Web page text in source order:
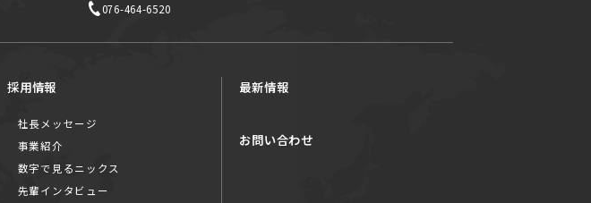
076-464-6520
採用情報
社長メッセージ
事業紹介
数字で見るニックス
先輩インタビュー
最新情報
お問い合わせ